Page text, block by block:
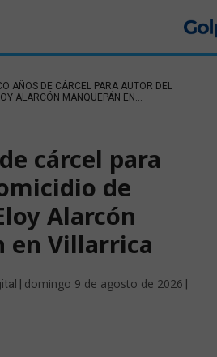
AÑOS DE CÁRCEL PARA AUTOR DEL
ALARCÓN MANQUEPÁN EN...
cárcel para
de
Alarcón
en Villarrica
| domingo 9 de agosto de 2026